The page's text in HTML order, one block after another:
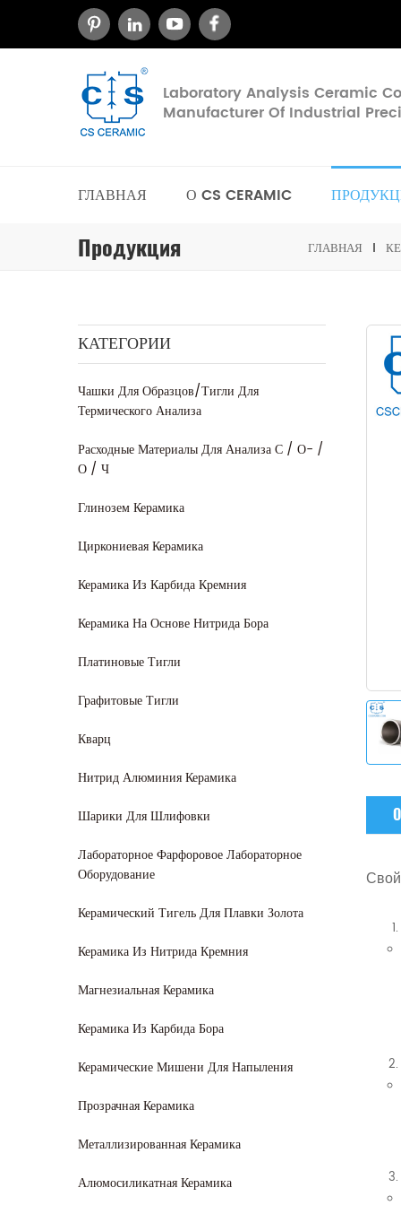
Laboratory Analysis Ceramic
Manufacturer Of Industrial
ГЛАВНАЯ О CS CERAMIC
Продукция ГЛАВНАЯ
КАТЕГОРИИ
Чашки Для Образцов/тигли Для
Термического Анализа
Расходные Материалы Для Анализа С / О- /
О / Ч
Глинозем Керамика
Циркониевая Керамика
Керамика Из Карбида Кремния
Керамика На Основе Нитрида Бора
Платиновые Тигли
Графитовые Тигли
Кварц
Нитрид Алюминия Керамика
Шарики Для Шлифовки
Лабораторное Фарфоровое Лабораторное
Оборудование
Керамический Тигель Для Плавки Золота
Керамика Из Нитрида Кремния
Магнезиальная Керамика
Керамика Из Карбида Бора
Керамические Мишени Для Напыления
Прозрачная Керамика
Металлизированная Керамика
Алюмосиликатная Керамика